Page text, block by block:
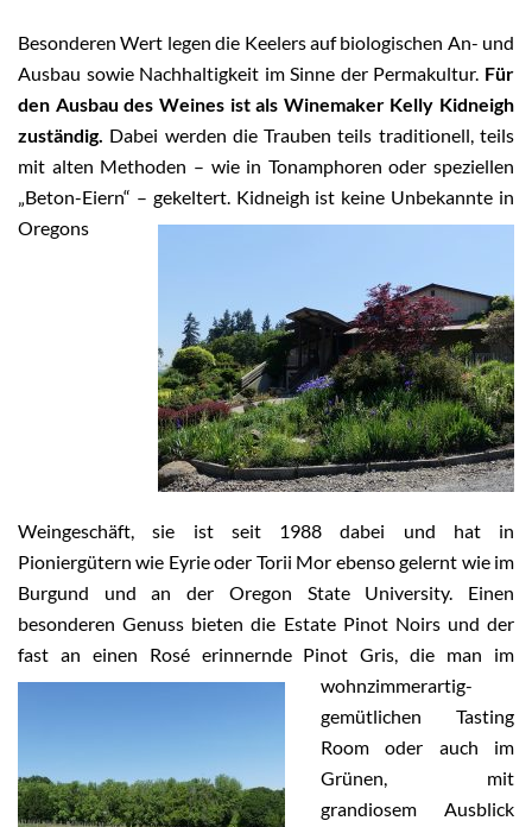
Besonderen Wert legen die Keelers auf biologischen An- und
Ausbau sowie Nachhaltigkeit im Sinne der Permakultur. Für
den Ausbau des Weines ist als Winemaker Kelly Kidneigh
zuständig. Dabei werden die Trauben teils traditionell, teils
mit alten Methoden – wie in Tonamphoren oder speziellen
„Beton-Eiern“ – gekeltert. Kidneigh ist keine Unbekannte in
Oregons
Weingeschäft, sie ist seit 1988 dabei und hat in
Pioniergütern wie Eyrie oder Torii Mor ebenso gelernt wie im
Burgund und an der Oregon State University. Einen
besonderen Genuss bieten die Estate Pinot Noirs und der
fast an einen Rosé erinnernde Pinot Gris,die man im
wohnzimmerartig-
gemütlichen Tasting
Room oder auch im
Grünen, mit
grandiosem Ausblick